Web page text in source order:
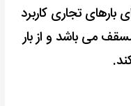
بارهای تجاری کاربرد
می باشد و از بار